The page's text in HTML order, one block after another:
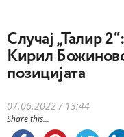
Случај „Талир
Кирил
позицијата
07.06.2022 / 13:44
Share this...